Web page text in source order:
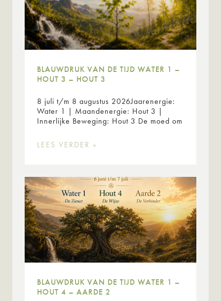
BLAUWDRUK VAN DE TIJD WATER 1 –
HOUT 3 – HOUT 3
8 juli t/m 8 augustus 2026Jaarenergie:
Water 1 | Maandenergie: Hout 3 |
Innerlijke Beweging: Hout 3 De moed om
LEES VERDER »
BLAUWDRUK VAN DE TIJD WATER 1 –
HOUT 4 – AARDE 2